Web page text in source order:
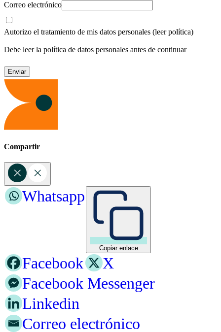
Correo electrónico
Autorizo el tratamiento de mis datos personales (leer política)
Debe leer la política de datos personales antes de continuar
Compartir
Copiar enlace
Whatsapp
Facebook
X
Facebook Messenger
Linkedin
Correo electrónico